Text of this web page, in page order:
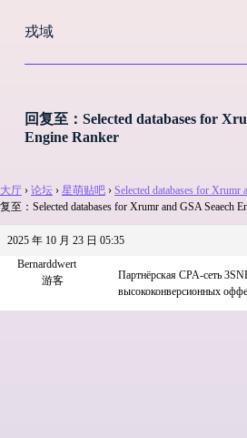
过
戎域
回复至：Selected databases for
Engine Ranker
大厅 › 论坛 › 星萌贴吧 › Selected databases for Xrumr
复至：Selected databases for Xrumr and GSA Seaech
2025 年 10 月 23 日 05:35
Bernarddwert
游客
Партнёрская CPA-сеть
высококонверсионных